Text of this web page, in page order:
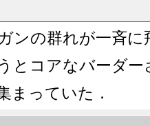
ンの群れが一斉
とコアなバーダ
まっていた．